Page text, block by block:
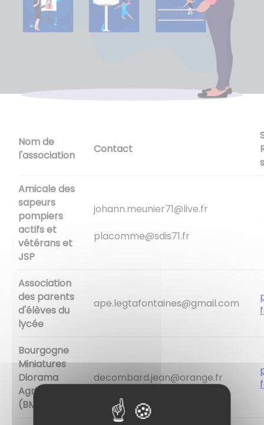
Nom de
l'association
Contact
Amicale des
sapeurs
pompiers
actifs et
vétérans et
JSP
johann.meunier71@live.fr
placomme@sdis71.fr
Association
des parents
d'élèves du
lycée
ape.legtafontaines@gmail.com
Bourgogne
Miniatures
Diorama
Agricoles
(BMDA)
decombard.jean@orange.fr